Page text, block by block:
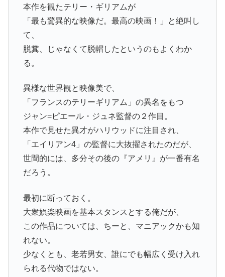
本作を観たテリー・ギリアムが
「最も驚異的な映像だ。最高の映画！」と絶叫し
て、
脱糞、じゃなくて脱帽したというのもよくわか
る。
異様な世界観と映像美で、
「フランスのテリーギリアム」の異名をもつ
ジャン=ピエール・ジュネ監督の２作目。
本作で見せた異才がハリウッドに注目され、
「エイリアン4」の監督に大抜擢されたのだが、
世間的には、多分その後の『アメリ』が一番有名
だろう。
最初に断っておく。
大衆娯楽映画を基本スタンスとする俺だが、
この作品については、ちーと、マニアックかも知
れない。
少なくとも、老若男女、誰にでも幅広く受け入れ
られる代物ではない。